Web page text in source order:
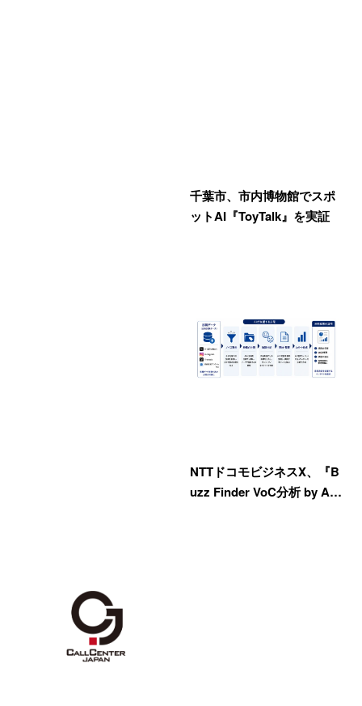
千葉市、市内博物館でスポ
ットAI『ToyTalk』を実証
NTTドコモビジネスX、『B
uzz Finder VoC分析 by A…